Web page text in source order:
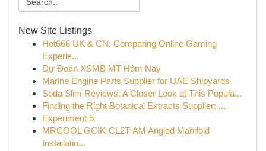
New Site Listings
Hot666 UK & CN: Comparing Online Gaming
Experie...
Dự Đoán XSMB MT Hôm Nay
Marine Engine Parts Supplier for UAE Shipyards
Soda Slim Reviews: A Closer Look at This Popula...
Finding the Right Botanical Extracts Supplier: ...
Experiment 5
MRCOOL GCIK-CL2T-AM Angled Manifold
Installatio...